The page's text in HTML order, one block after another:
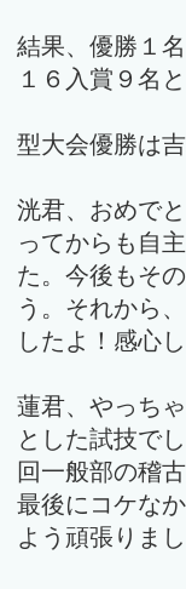
結果、優勝１
１６入賞９名
型大会優勝は
洸君、おめで
ってからも自
た。今後もそ
う。それから
したよ！感心
蓮君、やっち
とした試技で
回一般部の稽
最後にコケな
よう頑張りま